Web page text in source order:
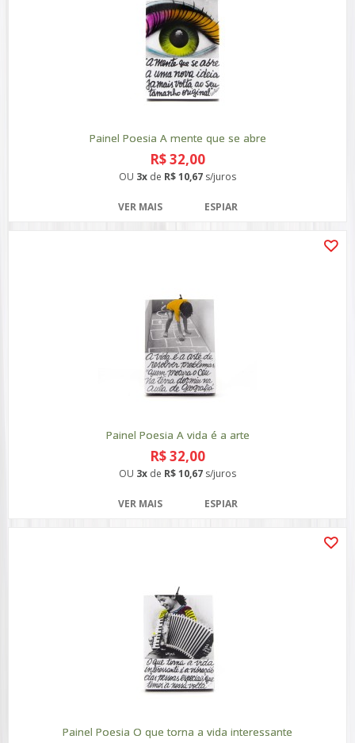
Painel Poesia A mente que se abre
R$ 32,00
OU 3x de R$ 10,67 s/juros
VER MAIS ESPIAR
Painel Poesia A vida é a arte
R$ 32,00
OU 3x de R$ 10,67 s/juros
VER MAIS ESPIAR
Painel Poesia O que torna a vida interessante